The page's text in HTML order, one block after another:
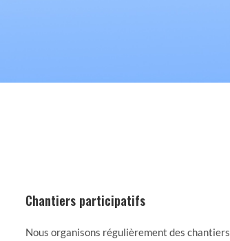
Chantiers participatifs
Nous organisons régulièrement des chantiers